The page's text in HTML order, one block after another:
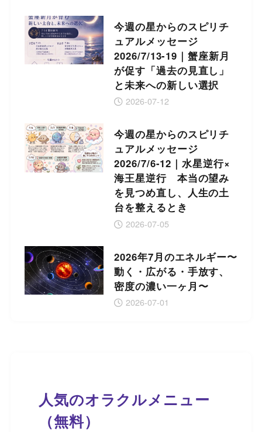
今週の星からのスピリチ
ュアルメッセージ
2026/7/13-19｜蟹座新月
が促す「過去の見直し」
と未来への新しい選択
2026-07-12
今週の星からのスピリチ
ュアルメッセージ
2026/7/6-12｜水星逆行×
海王星逆行 本当の望み
を見つめ直し、人生の土
台を整えるとき
2026-07-05
2026年7月のエネルギー〜
動く・広がる・手放す、
密度の濃い一ヶ月〜
2026-07-01
人気のオラクルメニュー
（無料）